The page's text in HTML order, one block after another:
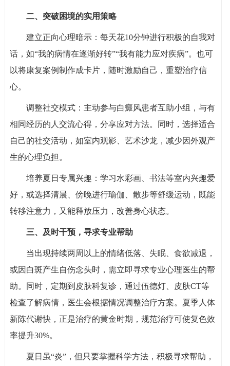
二、突破困境的实用策略
建立正向心理暗示：每天花10分钟进行积极的自我对
话，如“我的病情在逐渐好转”“我有能力应对疾病”。也可
以将康复案例制作成卡片，随时激励自己，重塑治疗信
心。
调整社交模式：主动参与白癜风患者互助小组，与有
相同经历的人交流心得，分享应对方法。同时，选择适合
自己的社交活动，如室内观影、艺术沙龙，减少因外观产
生的心理负担。
培养夏日专属兴趣：学习水彩画、书法等室内兴趣爱
好，或选择清晨、傍晚进行瑜伽、散步等舒缓运动，既能
转移注意力，又能释放压力，改善身心状态。
三、及时干预，寻求专业帮助
当出现持续两周以上的情绪低落、失眠、食欲减退，
或因白斑产生自伤念头时，需立即寻求专业心理医生的帮
助。同时，定期到皮肤科复诊，通过伍德灯、皮肤CT等
检查了解病情，医生会根据情况调整治疗方案。夏季人体
新陈代谢快，正是治疗的黄金时期，规范治疗可使复色效
率提升30%。
夏日虽“炎”，但只要掌握科学方法，积极寻求帮助，